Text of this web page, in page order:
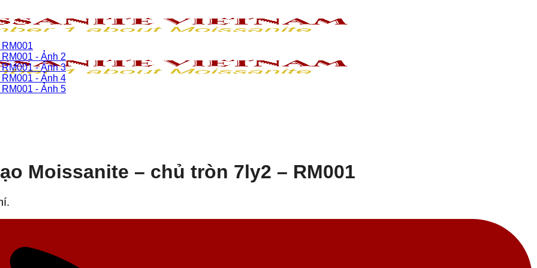
Moissanite – chủ tròn 7ly2 – RM001